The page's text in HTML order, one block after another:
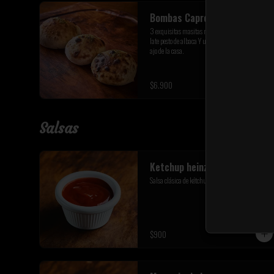
Bombas Capresse
3 exquisitas masitas rellenas con queso fior di
late pesto de albaca Y un toque de mantequilla de
ajo de la casa.
$6.900
Salsas
Ketchup heinz
Salsa clásica de kétchup americano
$900